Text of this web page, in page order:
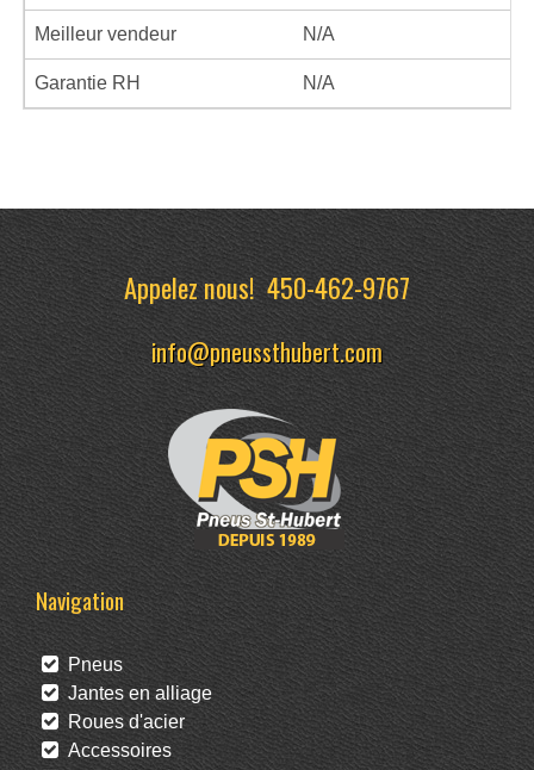
Meilleur vendeur N/A
Garantie RH N/A
Appelez nous!450-462-9767
info@pneussthubert.com
Navigation
Pneus
Jantes en alliage
Roues d'acier
Accessoires